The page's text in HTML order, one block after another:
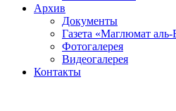
Архив
Документы
Газета «Маглюмат аль-
Фотогалерея
Видеогалерея
Контакты